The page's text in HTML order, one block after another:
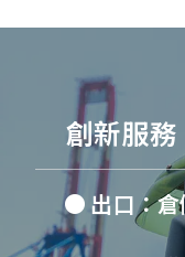
創新服
● 出口：倉